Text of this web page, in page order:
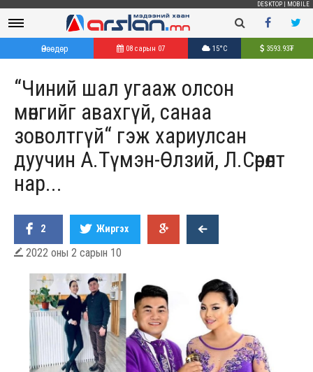
DESKTOP MOBILE
Өнөөдөр 08 сарын 07 15°C 3593.93₮
“Чиний шал угааж олсон
мөнгийг авахгүй, санаа
зоволтгүй“ гэж хариулсан
дуучин А.Түмэн-Өлзий, Л.Сөрөлт
нар...
2 Жиргэх
 2022 оны 2 сарын 10